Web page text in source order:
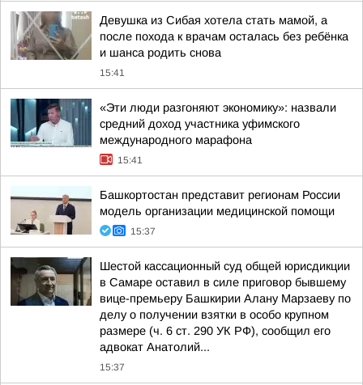
Девушка из Сибая хотела стать мамой, а
после похода к врачам осталась без ребёнка
и шанса родить снова
15:41
«Эти люди разгоняют экономику»: назвали
средний доход участника уфимского
международного марафона
15:41
Башкортостан представит регионам России
модель организации медицинской помощи
15:37
Шестой кассационный суд общей юрисдикции
в Самаре оставил в силе приговор бывшему
вице-премьеру Башкирии Алану Марзаеву по
делу о получении взятки в особо крупном
размере (ч. 6 ст. 290 УК РФ), сообщил его
адвокат Анатолий...
15:37